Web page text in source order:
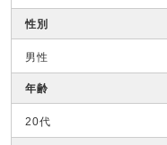
性別
男性
年齢
20代